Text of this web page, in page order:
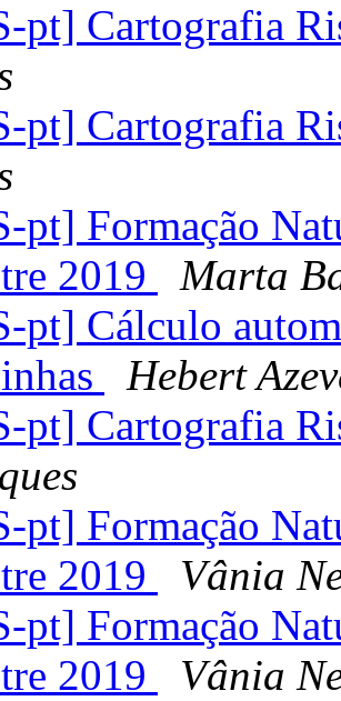
pt] Cartografia
pt] Cartografia
pt] Formação
2019
Marta
pt] Cálculo
Hebert
pt] Cartografia
pt] Formação
2019
Vânia
pt] Formação
2019
Vânia